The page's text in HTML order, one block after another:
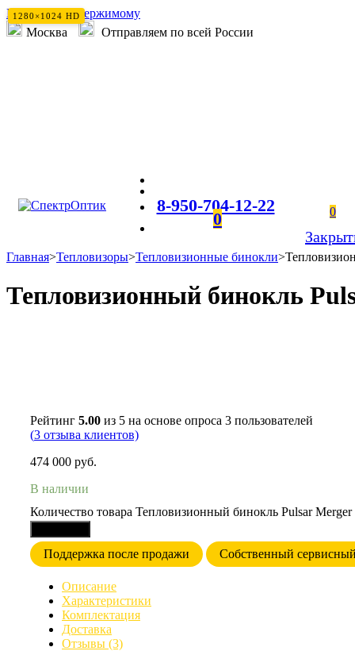
Перейти к содержимому
Москва
Отправляем по всей России
8-950-704-12-22
0 0
Главная>Тепловизоры>Тепловизионные бинокли>
Тепловизионный бинокль
1280×1024 HD
Рейтинг 5.00 из 5 на основе опроса 3 пользователей
(3 отзыва клиентов)
474 000 руб.
В наличии
Количество товара Тепловизионный бинокль Pulsar
Поддержка после продажи Собственный
Описание
Характеристики
Комплектация
Доставка
Отзывы (3)